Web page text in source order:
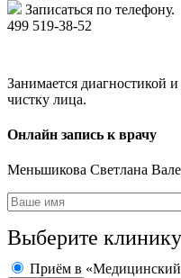
Записаться по телефону.
499 519-38-52
Занимается диагностикой
чистку лица.
Онлайн запись к врачу
Меньшикова Светлана
Выберите клинику
Приём в «Медицинский